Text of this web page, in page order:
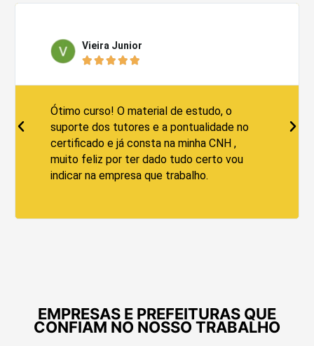
Vieira Junior
    
Ótimo curso! O material de estudo, o
suporte dos tutores e a pontualidade no
certificado e já consta na minha CNH ,
muito feliz por ter dado tudo certo vou
indicar na empresa que trabalho.
EMPRESAS E PREFEITURAS QUE
CONFIAM NO NOSSO TRABALHO